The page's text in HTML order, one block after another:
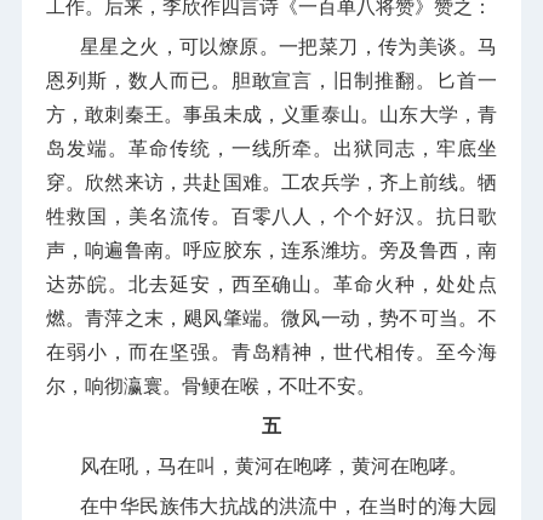
工作。后来，李欣作四言诗《一百单八将赞》赞之：
星星之火，可以燎原。一把菜刀，传为美谈。马
恩列斯，数人而已。胆敢宣言，旧制推翻。匕首一
方，敢刺秦王。事虽未成，义重泰山。山东大学，青
岛发端。革命传统，一线所牵。出狱同志，牢底坐
穿。欣然来访，共赴国难。工农兵学，齐上前线。牺
牲救国，美名流传。百零八人，个个好汉。抗日歌
声，响遍鲁南。呼应胶东，连系潍坊。旁及鲁西，南
达苏皖。北去延安，西至确山。革命火种，处处点
燃。青萍之末，飓风肇端。微风一动，势不可当。不
在弱小，而在坚强。青岛精神，世代相传。至今海
尔，响彻瀛寰。骨鲠在喉，不吐不安。
五
风在吼，马在叫，黄河在咆哮，黄河在咆哮。
在中华民族伟大抗战的洪流中，在当时的海大园